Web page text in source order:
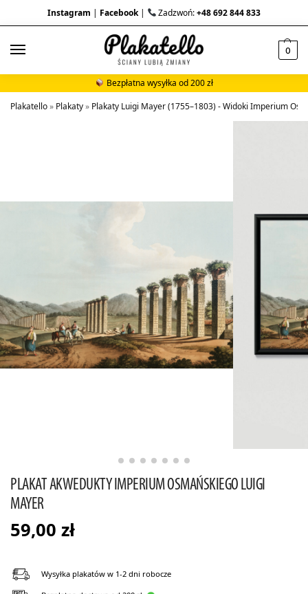
Instagram | Facebook| Zadzwoń:+48 692 844 833
0
Bezpłatna wysyłka od 200 zł
Plakatello» Plakaty» Plakaty Luigi Mayer (1755–1803) - Widoki Imperium
PLAKAT AKWEDUKTY IMPERIUM OSMAŃSKIEGO LUIGI
MAYER
59,00 zł
Wysyłka plakatów w 1-2 dni robocze